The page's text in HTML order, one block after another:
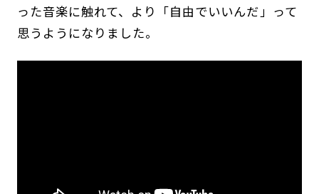
った音楽に触れて、より「自由でいいんだ」って
思うようになりました。